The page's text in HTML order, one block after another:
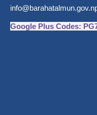
Google Plus Codes: